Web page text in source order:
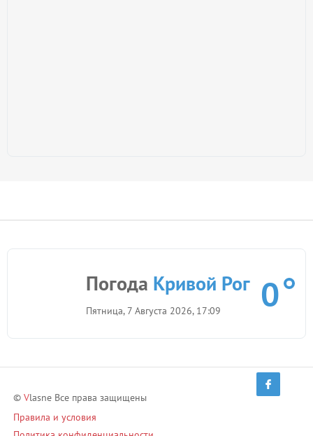
Погода Кривой Рог
Пятница, 7 Августа 2026, 17:09 0
© Vlasne Все права защищены
Правила и условия